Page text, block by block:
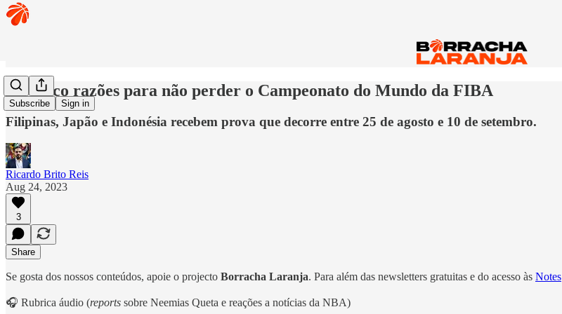
Subscribe Sign in
🏀 Cinco razões para não perder o Campeonato do Mundo da FIBA
Filipinas, Japão e Indonésia recebem prova que decorre entre 25 de agosto e 10 de setembro.
Ricardo Brito Reis
Aug 24, 2023
3
Share
Se gosta dos nossos conteúdos, apoie o projecto Borracha Laranja. Para além das newsletters gratuitas e do acesso às Notes
🎧 Rubrica áudio (reports sobre Neemias Queta e reações a notícias da NBA)